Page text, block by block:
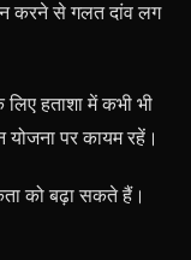
न करने से गलत दांव लग
हताशा में कभी भी
योजना पर कायम रहें।
को बढ़ा सकते हैं।